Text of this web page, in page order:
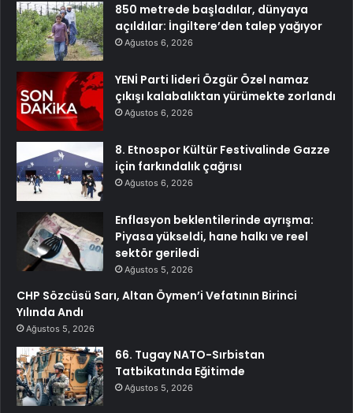
850 metrede başladılar, dünyaya
açıldılar: İngiltere’den talep yağıyor
Ağustos 6, 2026
YENİ Parti lideri Özgür Özel namaz
çıkışı kalabalıktan yürümekte zorlandı
Ağustos 6, 2026
8. Etnospor Kültür Festivalinde Gazze
için farkındalık çağrısı
Ağustos 6, 2026
Enflasyon beklentilerinde ayrışma:
Piyasa yükseldi, hane halkı ve reel
sektör geriledi
Ağustos 5, 2026
CHP Sözcüsü Sarı, Altan Öymen’i Vefatının Birinci
Yılında Andı
Ağustos 5, 2026
66. Tugay NATO-Sırbistan
Tatbikatında Eğitimde
Ağustos 5, 2026